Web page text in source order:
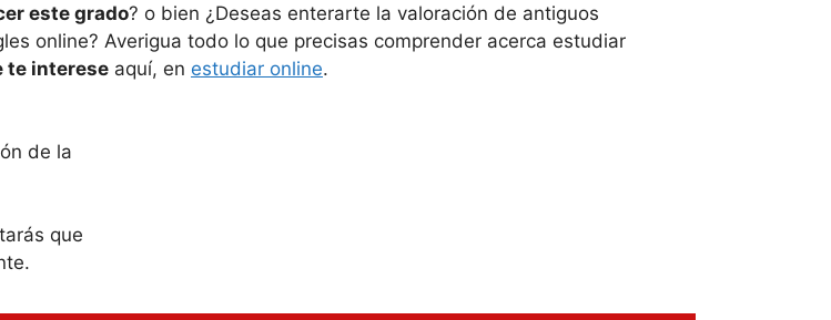
este grado? o bien ¿Deseas enterarte la valoración de antiguos
online? Averigua todo lo que precisas comprender acerca estudiar
te interese aquí, en estudiar online.
de la
que